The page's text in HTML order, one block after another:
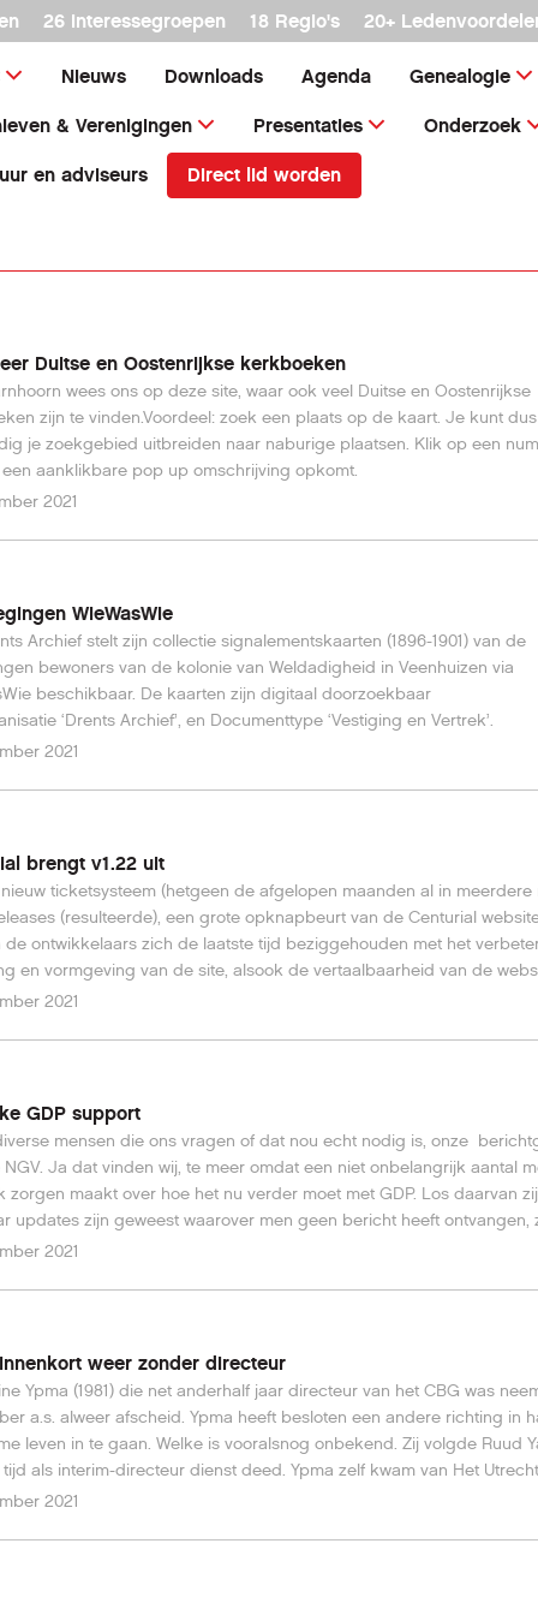
26 interessegroepen 18 Regio's 20+
Nieuws Downloads Agenda Genealogie
& Verenigingen Presentaties Onderzoek
en adviseurs Direct lid worden
Duitse en Oostenrijkse kerkboeken
wees ons op deze site, waar ook veel Duitse en Oostenrijkse
zijn te vinden.Voordeel: zoek een plaats op de kaart. Je kunt
je zoekgebied uitbreiden naar naburige plaatsen. Klik op een
aanklikbare pop up omschrijving opkomt.
2021
WieWasWie
Archief stelt zijn collectie signalementskaarten (1896-1901) van de
bewoners van de kolonie van Weldadigheid in Veenhuizen via
beschikbaar. De kaarten zijn digitaal doorzoekbaar
‘Drents Archief’, en Documenttype ‘Vestiging en Vertrek’.
2021
brengt v1.22 uit
ticketsysteem (hetgeen de afgelopen maanden al in meerdere
(resulteerde), een grote opknapbeurt van de Centurial
de ontwikkelaars zich de laatste tijd beziggehouden met het
en vormgeving van de site, alsook de vertaalbaarheid van de
komende tijd nieuwe talen te kunnen toevoegen. Gisteren is Centurial
Historisch Informatie Centrum en nog meer.Voor details klik hier.
2021
GDP support
mensen die ons vragen of dat nou echt nodig is, onze
Ja dat vinden wij, te meer omdat een niet onbelangrijk aantal
zorgen maakt over hoe het nu verder moet met GDP. Los daarvan
updates zijn geweest waarover men geen bericht heeft ontvangen,
gebruikelijk was. GDP staat blijkbaar helemaal buiten de huidige
2021
weer zonder directeur
Ypma (1981) die net anderhalf jaar directeur van het CBG was
a.s. alweer afscheid. Ypma heeft besloten een andere richting in
leven in te gaan. Welke is vooralsnog onbekend. Zij volgde Ruud
als interim-directeur dienst deed. Ypma zelf kwam van Het
Archief. Bernadine Ypma (foto: Berry Geerligs)
2021